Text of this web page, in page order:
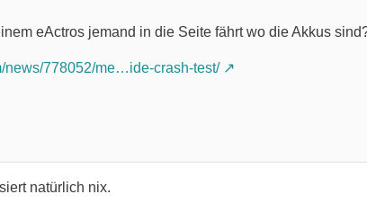
eActros jemand in die Seite fährt wo die Akkus
news/778052/me…ide-crash-test/
natürlich nix.